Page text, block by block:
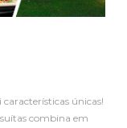
únicas!
combina em